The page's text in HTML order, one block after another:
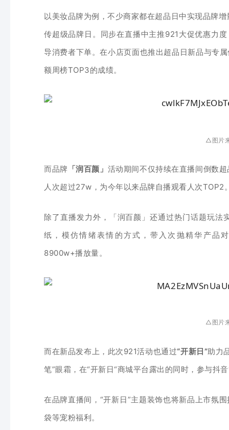
以美妆品牌为例，不少商家都在超品日中实现品牌增
传超级品牌日。同步在直播中主推921大促优惠力
导消费者下单。在小店页面也推出超品日新品与专
额周榜TOP3的成绩。
△图片
而品牌 「润百颜」 活动期间不仅持续在直播间倒数
人次超过27w，为今年以来品牌自播观看人次TOP2
除了直播发力外， 「润百颜 」还通过热门话题玩法
纸，模仿情绪表情的方式，带入次抛精华产品
8900w+播放量。
△图片
而在新品发布上，此次921活动也通过“开新日”助力
笔”眼霜 ，在“开新日“商城平台露出的同时，参与抖
在品牌直播间，“开新日”主题装饰也将新品上市氛
袋等宠粉福利。